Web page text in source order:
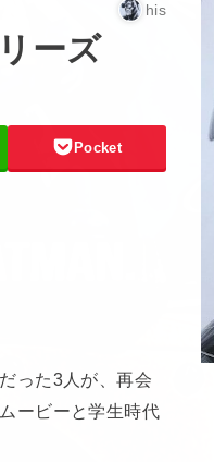
his
ーズ
Pocket
った3人が、再会
ービーと学生時代